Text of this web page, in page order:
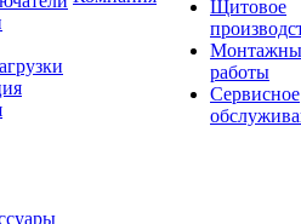
Щитовое
работы
Сервисное